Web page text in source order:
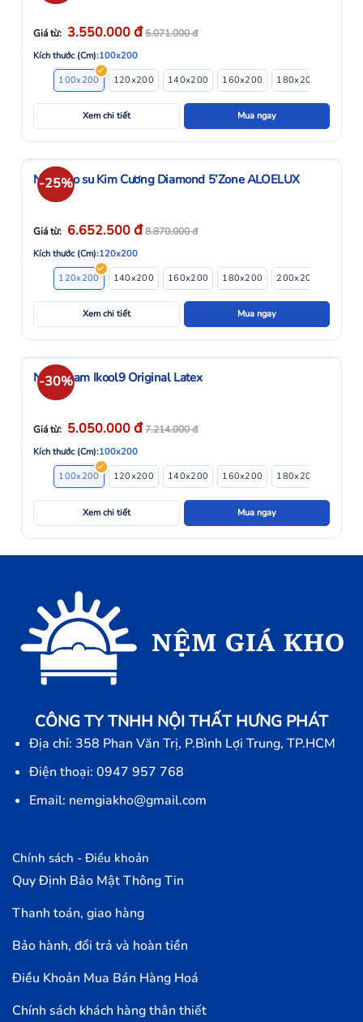
Giá từ: 3.550.000đ5.071.000đ
Kích thước (Cm):100x200
100x200
120x200 140x200 160x200 180x200
Xem chi tiết Mua ngay
-25%
Nệm cao su Kim Cương Diamond 5’Zone ALOELUX
Giá từ: 6.652.500đ8.870.000đ
Kích thước (Cm):120x200
120x200
140x200 160x200 180x200 200x200
Xem chi tiết Mua ngay
-30%
Nệm Foam Ikool9 Original Latex
Giá từ: 5.050.000đ7.214.000đ
Kích thước (Cm):100x200
100x200
120x200 140x200 160x200 180x200
Xem chi tiết Mua ngay
CÔNG TY TNHH NỘI THẤT HƯNG PHÁT
Địa chỉ: 358 Phan Văn Trị, P.Bình Lợi Trung, TP.HCM
Điện thoại: 0947 957 768
Email: nemgiakho@gmail.com
Chính sách - Điều khoản
Quy Định Bảo Mật Thông Tin
Thanh toán, giao hàng
Bảo hành, đổi trả và hoàn tiền
Điều Khoản Mua Bán Hàng Hoá
Chính sách khách hàng thân thiết